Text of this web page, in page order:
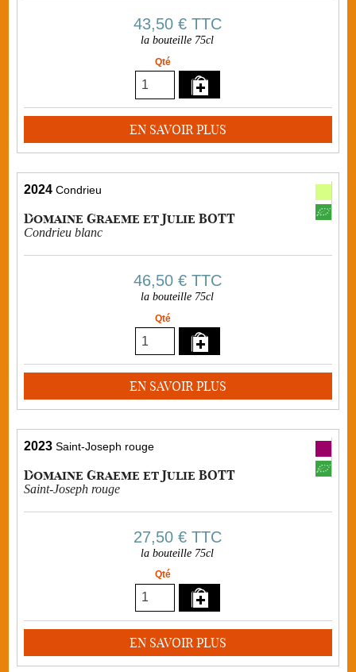
43,50 €TTC
la bouteille 75cl
Qté
EN SAVOIR PLUS
2024 Condrieu
Domaine Graeme et Julie BOTT
Condrieu blanc
46,50 €TTC
la bouteille 75cl
Qté
EN SAVOIR PLUS
2023 Saint-Joseph rouge
Domaine Graeme et Julie BOTT
Saint-Joseph rouge
27,50 €TTC
la bouteille 75cl
Qté
EN SAVOIR PLUS